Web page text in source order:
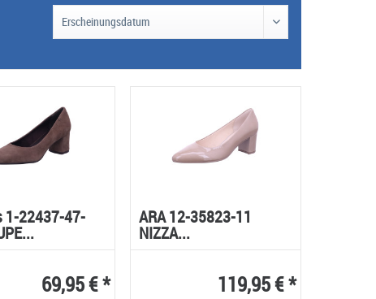
1-22437-47-
69,95 € *
ARA 12-35823-11
NIZZA...
119,95 € *